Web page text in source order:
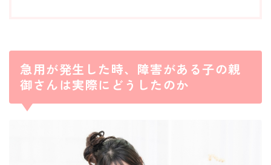
急用が発生した時、障害がある子の親
御さんは実際にどうしたのか